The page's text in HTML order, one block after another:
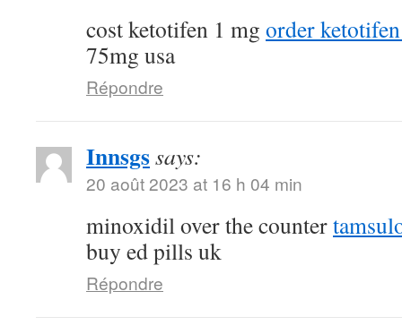
cost ketotifen 1 mg order
75mg usa
Répondre
Innsgssays:
20 août 2023 at 16 h 04 min
minoxidil over the counter
buy ed pills uk
Répondre